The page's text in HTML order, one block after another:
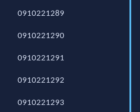
0910221289
0910221290
0910221291
0910221292
0910221293